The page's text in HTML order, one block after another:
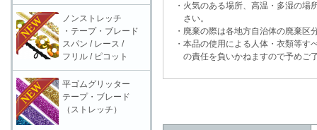
・火気のある場所、高温・多湿の場
さい。
・廃棄の際は各地方自治体の廃棄区
・本品の使用による人体・衣類等す
の責任を負いかねますので予めご
ノンストレッチ
・テープ・ブレード
スパン / レース /
フリル / ピコット
平ゴムグリッター
テープ・ブレード
（ストレッチ）